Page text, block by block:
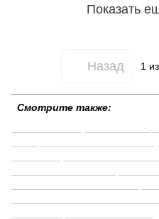
Показать
Назад 1
Смотрите также: